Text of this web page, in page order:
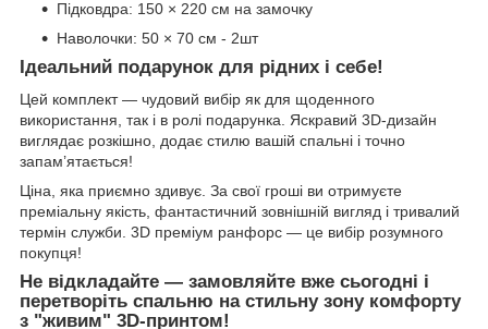
Підковдра: 150 × 220 см на замочку
Наволочки: 50 × 70 см - 2шт
Ідеальний подарунок для рідних і себе!
Цей комплект — чудовий вибір як для щоденного
використання, так і в ролі подарунка. Яскравий 3D-дизайн
виглядає розкішно, додає стилю вашій спальні і точно
запам’ятається!
Ціна, яка приємно здивує. За свої гроші ви отримуєте
преміальну якість, фантастичний зовнішній вигляд і тривалий
термін служби. 3D преміум ранфорс — це вибір розумного
покупця!
Не відкладайте — замовляйте вже сьогодні і
перетворіть спальню на стильну зону комфорту
з "живим" 3D-принтом!